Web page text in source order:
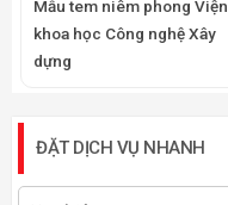
Mẫu tem niêm phong Viện
khoa học Công nghệ Xây
dựng
ĐẶT DỊCH VỤ NHANH